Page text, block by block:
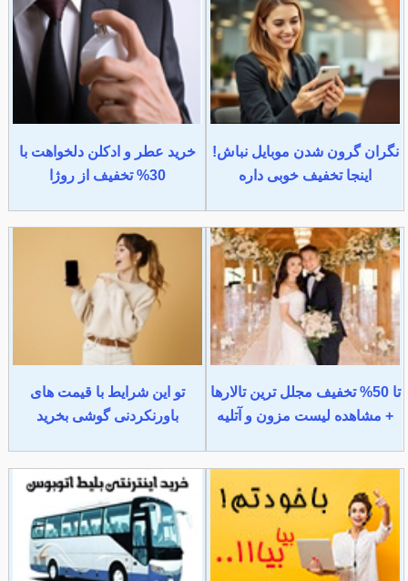
نگران گرون شدن موبایل نباش!
اینجا تخفیف خوبی داره
خرید عطر و ادکلن دلخواهت با
30% تخفیف از روژا
تا 50% تخفیف مجلل ترین تالارها
+ مشاهده لیست مزون و آتلیه
تو این شرایط با قیمت های
باورنکردنی گوشی بخرید